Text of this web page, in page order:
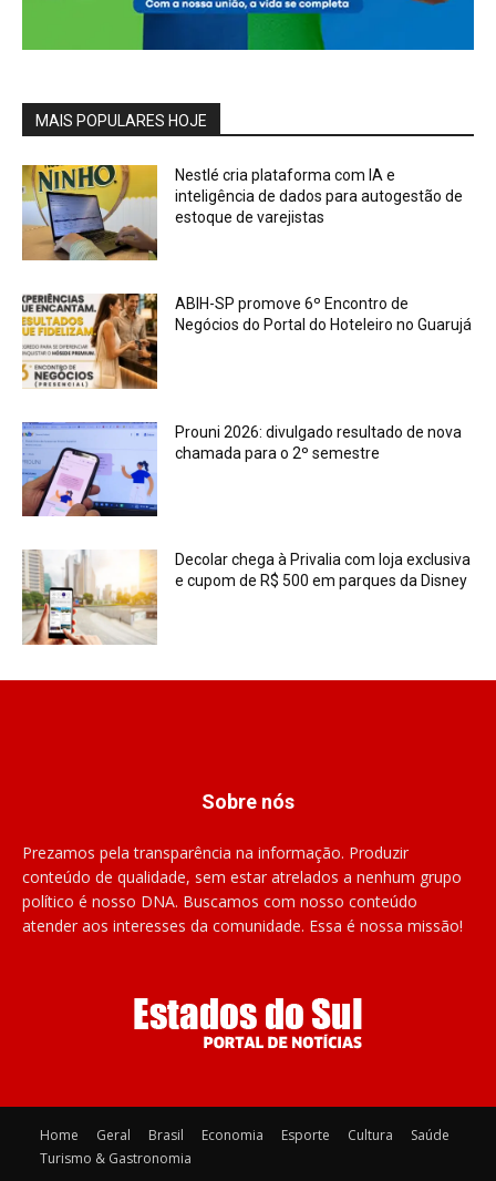
MAIS POPULARES HOJE
Nestlé cria plataforma com IA e
inteligência de dados para autogestão de
estoque de varejistas
ABIH-SP promove 6º Encontro de
Negócios do Portal do Hoteleiro no Guarujá
Prouni 2026: divulgado resultado de nova
chamada para o 2º semestre
Decolar chega à Privalia com loja exclusiva
e cupom de R$ 500 em parques da Disney
Sobre nós
Prezamos pela transparência na informação. Produzir
conteúdo de qualidade, sem estar atrelados a nenhum grupo
político é nosso DNA. Buscamos com nosso conteúdo
atender aos interesses da comunidade. Essa é nossa missão!
Home Geral Brasil Economia Esporte Cultura
Saúde
Turismo & Gastronomia